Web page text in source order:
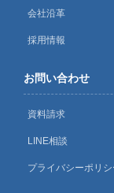
会社沿革
採用情報
お問い合わせ
資料請求
LINE相談
プライバシーポリシ